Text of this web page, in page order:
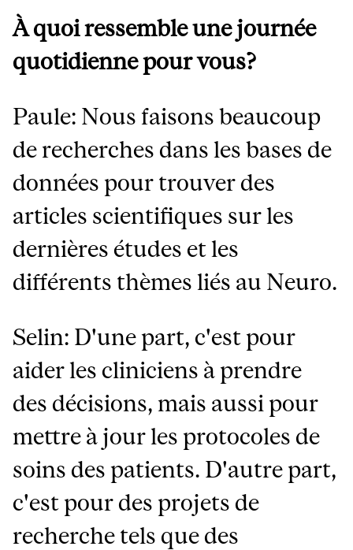
À quoi ressemble une journée
quotidienne pour vous?
Paule: Nous faisons beaucoup
de recherches dans les bases de
données pour trouver des
articles scientifiques sur les
dernières études et les
différents thèmes liés au Neuro.
Selin: D'une part, c'est pour
aider les cliniciens à prendre
des décisions, mais aussi pour
mettre à jour les protocoles de
soins des patients. D'autre part,
c'est pour des projets de
recherche tels que des